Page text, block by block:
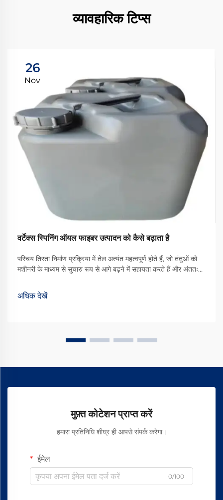
व्यावहारिक टिप्स
26
Nov
वर्टेक्स स्पिनिंग ऑयल फाइबर उत्पादन को कैसे बढ़ाता है
परिचय तिरता निर्माण प्रक्रिया में तेल अत्यंत महत्वपूर्ण होते हैं, जो तंतुओं को
मशीनरी के माध्यम से सुचारु रूप से आगे बढ़ने में सहायता करते हैं और अंततः
वॉर्टेक्स स्पिनिंग ऑयल एक प्रकार का ... बन गया है
अधिक देखें
मुफ़्त कोटेशन प्राप्त करें
हमारा प्रतिनिधि शीघ्र ही आपसे संपर्क करेगा।
ईमेल
0/100